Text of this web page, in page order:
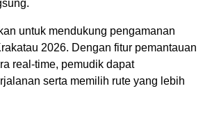
untuk mendukung pengamanan
2026. Dengan fitur pemantauan
real-time, pemudik dapat
serta memilih rute yang lebih